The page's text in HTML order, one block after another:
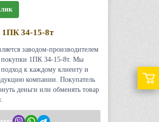
1ПК 34-15-8т
заводом-производителем
покупки 1ПК 34-15-8т. Мы
к каждому клиенту и
компании. Покупатель
деньги или обменять товар